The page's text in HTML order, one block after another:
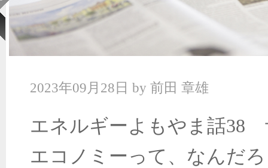
2023年09月28日 by 前田 章雄
エネルギーよもやま話38
エコノミーって、なんだ